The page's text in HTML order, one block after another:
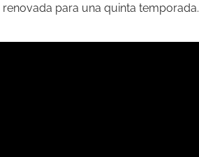
para una quinta temporada.